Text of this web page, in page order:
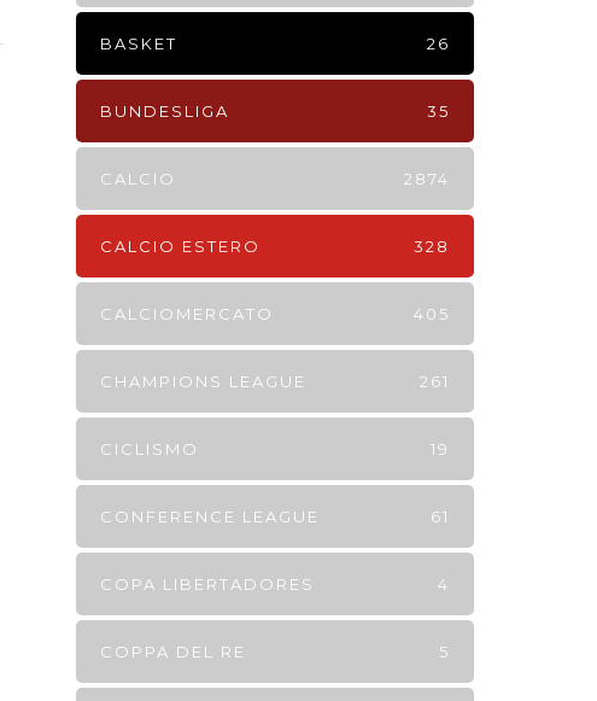
BASKET 26
BUNDESLIGA 35
CALCIO 2874
CALCIO ESTERO 328
CALCIOMERCATO 405
CHAMPIONS LEAGUE 261
CICLISMO 19
CONFERENCE LEAGUE 61
COPA LIBERTADORES 4
COPPA DEL RE 5